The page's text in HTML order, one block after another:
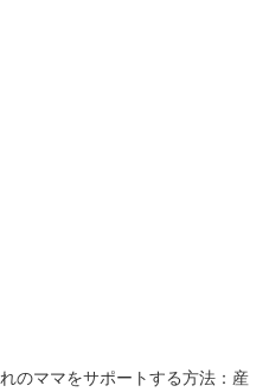
のママをサポートする方法：産